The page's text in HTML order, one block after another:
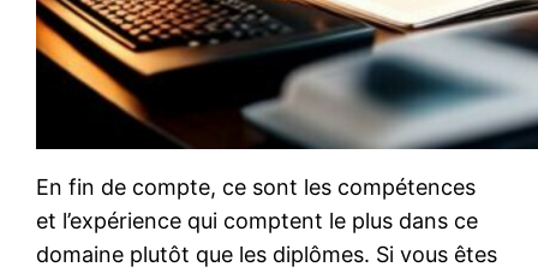
En fin de compte, ce sont les compétences
et l’expérience qui comptent le plus dans ce
domaine plutôt que les diplômes. Si vous êtes